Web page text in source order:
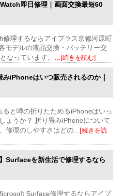
即日修理｜画面交換最短60
修理するならアイプラス京都河原町
モデルの液晶交換・バッテリー交
なっています。
…[続きを読む]
みiPhoneはいつ販売されるのか｜
と噂の折りたためるiPhoneはいっ
ょうか？ 折り畳みiPhoneについて
修理のしやすさはどの…[続きを読
Surfaceを新生活で修理するなら
Surface修理するならアイプ